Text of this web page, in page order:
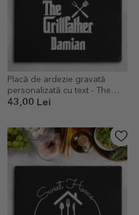
Placă de ardezie gravată
personalizată cu text - The
Grillfather
43,00 Lei